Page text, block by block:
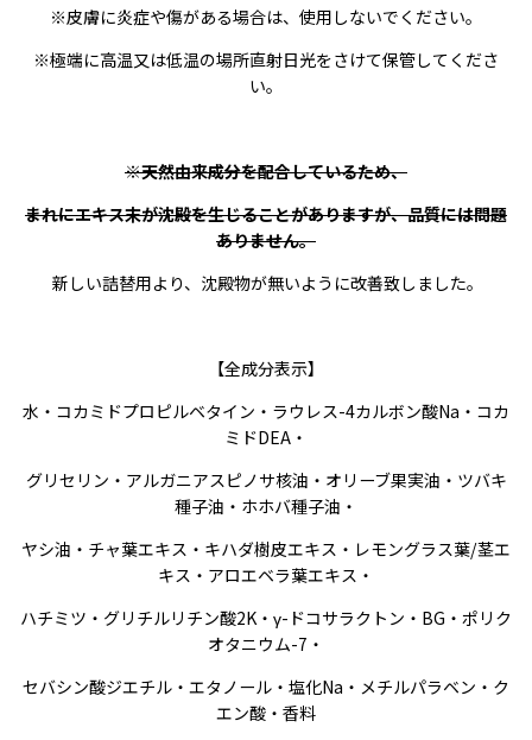
※皮膚に炎症や傷がある場合は、使用しないでください。
※極端に高温又は低温の場所直射日光をさけて保管してくださ
い。
※天然由来成分を配合しているため、
まれにエキス末が沈殿を生じることがありますが、品質には問題
ありません。
新しい詰替用より、沈殿物が無いように改善致しました。
【全成分表示】
水・コカミドプロピルベタイン・ラウレス-4カルボン酸Na・コカ
ミドDEA・
グリセリン・アルガニアスピノサ核油・オリーブ果実油・ツバキ
種子油・ホホバ種子油・
ヤシ油・チャ葉エキス・キハダ樹皮エキス・レモングラス葉/茎エ
キス・アロエベラ葉エキス・
ハチミツ・グリチルリチン酸2K・γ-ドコサラクトン・BG・ポリク
オタニウム-7・
セバシン酸ジエチル・エタノール・塩化Na・メチルパラベン・ク
エン酸・香料